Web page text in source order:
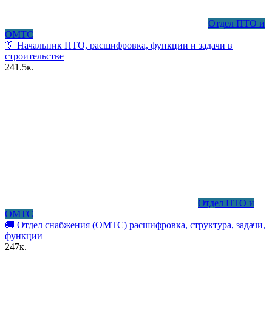
Отдел ПТО и
ОМТС
👔 Начальник ПТО, расшифровка, функции и задачи в
строительстве
241.5к.
Отдел ПТО и
ОМТС
🚚 Отдел снабжения (ОМТС) расшифровка, структура, задачи,
функции
247к.